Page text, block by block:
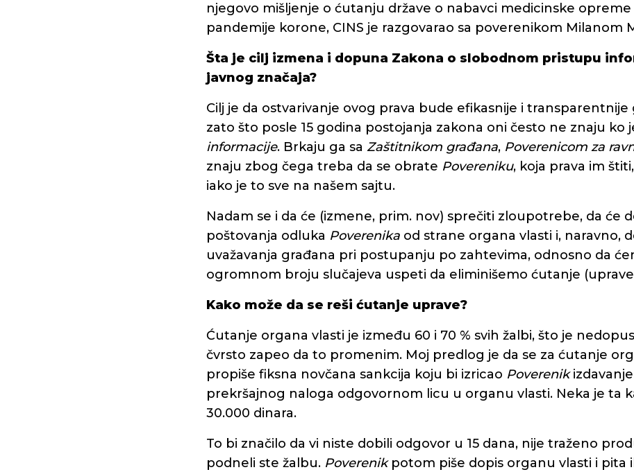
njegovo mišljenje o ćutanju države o nabavci medicinske
pandemije korone, CINS je razgovarao sa poverenikom Milanom
Šta je cilj izmena i dopuna Zakona o slobodnom pristupu
javnog značaja?
Cilj je da ostvarivanje ovog prava bude efikasnije i transparentnije
zato što posle 15 godina postojanja zakona oni često ne znaju ko
informacije. Brkaju ga sa Zaštitnikom građana, Poverenicom za
znaju zbog čega treba da se obrate Povereniku, koja prava im
iako je to sve na našem sajtu.
Nadam se i da će (izmene, prim. nov) sprečiti zloupotrebe, da će
poštovanja odluka Poverenika od strane organa vlasti i, naravno,
uvažavanja građana pri postupanju po zahtevima, odnosno da
ogromnom broju slučajeva uspeti da eliminišemo ćutanje
Kako može da se reši ćutanje uprave?
Ćutanje organa vlasti je između 60 i 70 % svih žalbi, što je
čvrsto zapeo da to promenim. Moj predlog je da se za ćutanje
propiše fiksna novčana sankcija koju bi izricao Poverenik
prekršajnog naloga odgovornom licu u organu vlasti. Neka je ta
30.000 dinara.
To bi značilo da vi niste dobili odgovor u 15 dana, nije traženo
podneli ste žalbu. Poverenikpotom piše dopis organu vlasti i pita